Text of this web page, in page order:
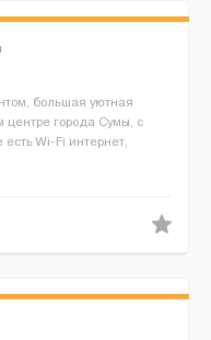
большая уютная
центре города Сумы, с
Wi-Fi интернет,
количеств...